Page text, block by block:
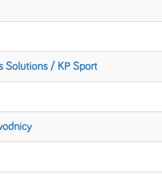
Solutions / KP Sport